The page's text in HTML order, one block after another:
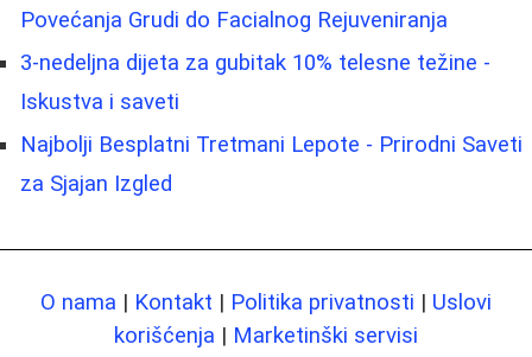
Povećanja Grudi do Facialnog Rejuveniranja
3-nedeljna dijeta za gubitak 10% telesne težine -
Iskustva i saveti
Najbolji Besplatni Tretmani Lepote - Prirodni Saveti
za Sjajan Izgled
O nama | Kontakt | Politika privatnosti | Uslovi
korišćenja | Marketinški servisi